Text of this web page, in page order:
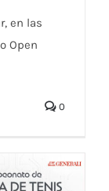
en las
Open
0